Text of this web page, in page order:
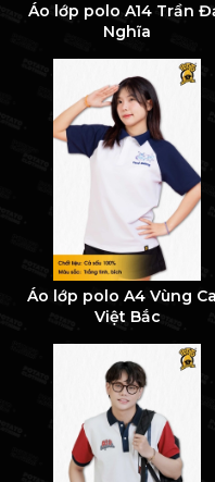
Áo lớp polo A14 Trần
Nghĩa
Áo lớp polo A4 Vùng
Việt Bắc